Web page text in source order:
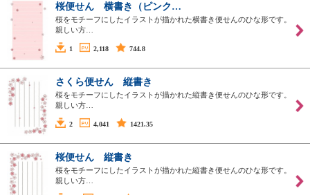
桜便せん 横書き（ピンク…
桜をモチーフにしたイラストが描かれた横書き便せんのひな形です。
親しい方…
1 2,118 744.8
さくら便せん 縦書き
桜をモチーフにしたイラストが描かれた縦書き便せんのひな形です。
親しい方…
2 4,041 1421.35
桜便せん 縦書き
桜をモチーフにしたイラストが描かれた縦書き便せんのひな形です。
親しい方…